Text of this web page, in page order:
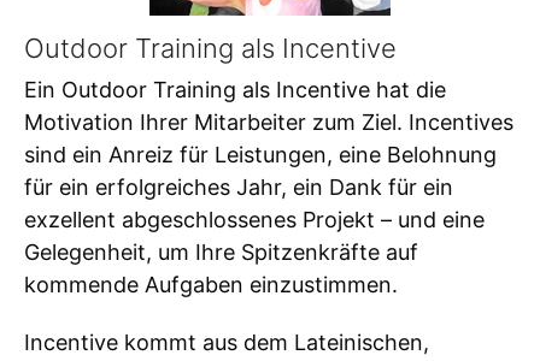
Outdoor Training als Incentive
Ein Outdoor Training als Incentive hat die
Motivation Ihrer Mitarbeiter zum Ziel. Incentives
sind ein Anreiz für Leistungen, eine Belohnung
für ein erfolgreiches Jahr, ein Dank für ein
exzellent abgeschlossenes Projekt – und eine
Gelegenheit, um Ihre Spitzenkräfte auf
kommende Aufgaben einzustimmen.
Incentive kommt aus dem Lateinischen,